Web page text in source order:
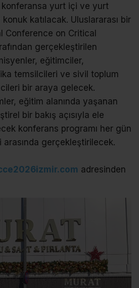
konferansa yurt içi ve yurt
konuk katılacak. Uluslararası bir
Conference on Critical
gerçekleştirilen
eğitimciler,
temsilcileri ve sivil toplum
bir araya gelecek.
eğitim alanında yaşanan
bir bakış açısıyla ele
konferans programı her gün
gerçekleştirilecek.
adresinden